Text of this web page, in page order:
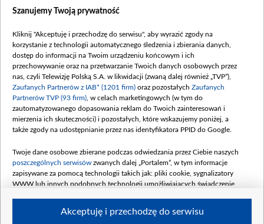
Dostępność
Procedura zgłoszeń wewnętrznych
Szanujemy Twoją prywatność
Kliknij "Akceptuję i przechodzę do serwisu", aby wyrazić zgody na
korzystanie z technologii automatycznego śledzenia i zbierania danych,
dostęp do informacji na Twoim urządzeniu końcowym i ich
przechowywanie oraz na przetwarzanie Twoich danych osobowych przez
nas, czyli Telewizję Polską S.A. w likwidacji (zwaną dalej również „TVP”),
Zaufanych Partnerów z IAB* (1201 firm) oraz pozostałych Zaufanych
Partnerów TVP (93 firm) , w celach marketingowych (w tym do
zautomatyzowanego dopasowania reklam do Twoich zainteresowań i
mierzenia ich skuteczności) i pozostałych, które wskazujemy poniżej, a
także zgody na udostępnianie przez nas identyfikatora PPID do Google.
Twoje dane osobowe zbierane podczas odwiedzania przez Ciebie naszych
poszczególnych serwisów zwanych dalej „Portalem”, w tym informacje
zapisywane za pomocą technologii takich jak: pliki cookie, sygnalizatory
WWW lub innych podobnych technologii umożliwiających świadczenie
Akceptuję i przechodzę do serwisu